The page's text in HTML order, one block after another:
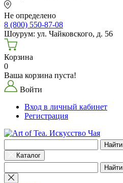
Не определено
8 (800) 550-87-08
Шоурум: ул. Чайковского, д. 56
Корзина
0
Ваша корзина пуста!
Войти
Вход в личный кабинет
Регистрация
Найти
Каталог
Найти